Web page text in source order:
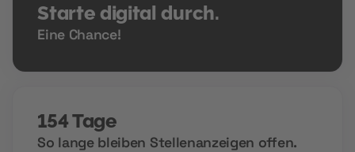
Starte digital durch.
Eine Chance!
154 Tage
So lange bleiben Stellenanzeigen offen.